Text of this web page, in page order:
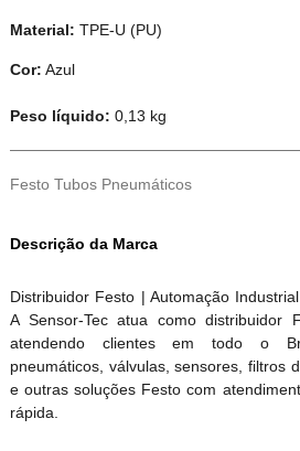
Material: TPE-U (PU)
Cor: Azul
Peso líquido: 0,13 kg
Festo Tubos Pneumáticos
Descrição da Marca
Distribuidor Festo | Automação
A Sensor-Tec atua como distribuidor
atendendo clientes em todo o
pneumáticos, válvulas, sensores, filtros
e outras soluções Festo com
rápida.